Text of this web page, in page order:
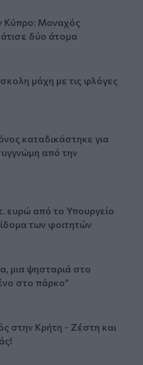
Κύπρο: Μοναχός
δύο άτομα
μάχη με τις φλόγες
καταδικάστηκε για
από την
ευρώ από το Υπουργείο
των φοιτητών
μια ψησταριά στο
στο πάρκο”
στην Κρήτη - Ζέστη και